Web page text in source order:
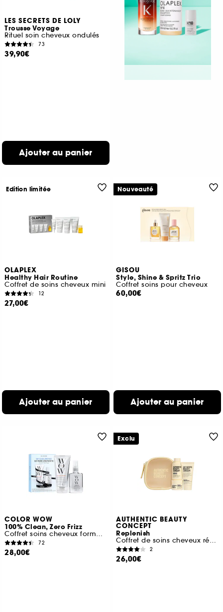
LES SECRETS DE LOLY
Trousse Voyage
Rituel soin cheveux ondulés
73
39,90€
Ajouter au panier
OLAPLEX
Healthy Hair Routine
Coffret de soins cheveux mini
12
27,00€
Ajouter au panier
Edition limitée
GISOU
Style, Shine & Spritz Trio
Coffret soins pour cheveux
60,00€
Ajouter au panier
Nouveauté
COLOR WOW
100% Clean, Zero Frizz
Coffret soins cheveux format voyage
72
28,00€
AUTHENTIC BEAUTY
CONCEPT
Replenish
Coffret de soins cheveux réparation intense
2
26,00€
Exclu